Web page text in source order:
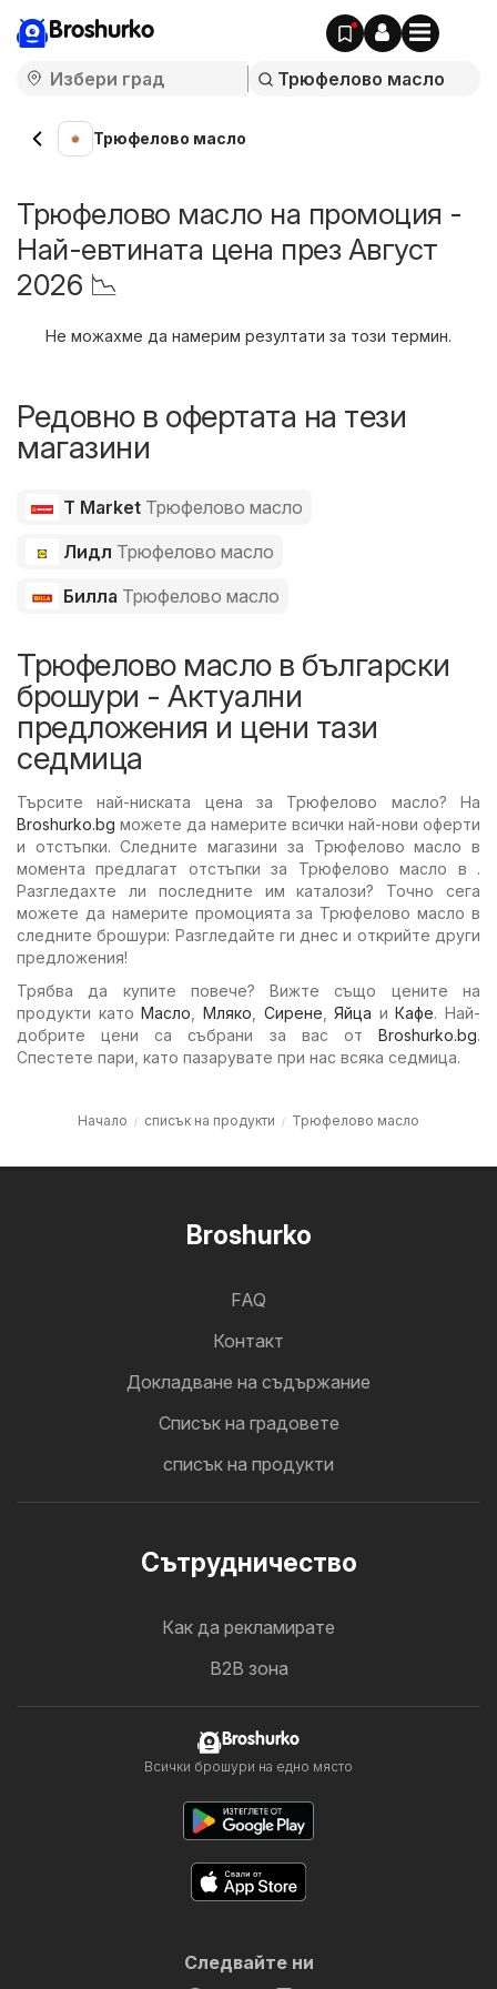
Broshurko
Трюфелово масло
Трюфелово масло на промоция -
Най-евтината цена през Август
2026 📉
Не можахме да намерим резултати за този термин.
Редовно в офертата на тези
магазини
T Market Трюфелово масло
Лидл Трюфелово масло
Билла Трюфелово масло
Трюфелово масло в български
брошури - Актуални
предложения и цени тази
седмица
Търсите най-ниската цена за Трюфелово масло? На
Broshurko.bg можете да намерите всички най-нови оферти
и отстъпки. Следните магазини за Трюфелово масло в
момента предлагат отстъпки за Трюфелово масло в .
Разгледахте ли последните им каталози? Точно сега
можете да намерите промоцията за Трюфелово масло в
следните брошури: Разгледайте ги днес и открийте други
предложения!
Трябва да купите повече? Вижте също цените на
продукти катоМасло Мляко Сирене ,Яйца иКафе. Най-
добрите цени са събрани за вас от Broshurko.bg.
Спестете пари, като пазарувате при нас всяка седмица.
Начало списък на продукти Трюфелово масло
Broshurko
FAQ
Контакт
Докладване на съдържание
Cписък на градовете
списък на продукти
Cътрудничество
Как да рекламирате
B2B зона
Broshurko
Всички брошури на едно място
Следвайте ни